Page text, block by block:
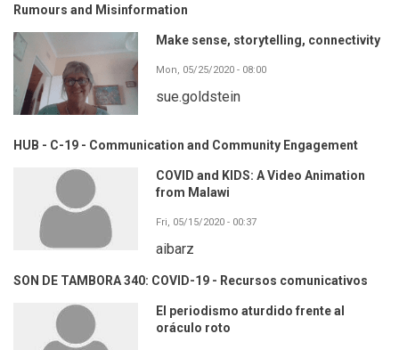
Rumours and Misinformation
Make sense, storytelling, connectivity
Mon, 05/25/2020 - 08:00
sue.goldstein
HUB - C-19 - Communication and Community Engagement
COVID and KIDS: A Video Animation
from Malawi
Fri, 05/15/2020 - 00:37
aibarz
SON DE TAMBORA 340: COVID-19 - Recursos comunicativos
El periodismo aturdido frente al
oráculo roto